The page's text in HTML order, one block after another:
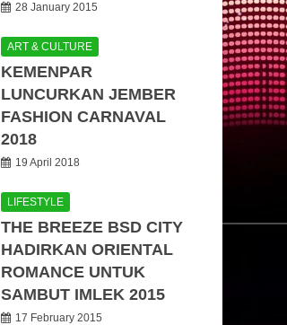
28 January 2015
ART & CULTURE
KEMENPAR
LUNCURKAN JEMBER
FASHION CARNAVAL
2018
19 April 2018
LIFESTYLE
THE BREEZE BSD CITY
HADIRKAN ORIENTAL
ROMANCE UNTUK
SAMBUT IMLEK 2015
17 February 2015